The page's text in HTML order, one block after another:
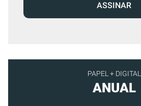
PAPEL + DIGITAL
ANUAL
ASSINAR